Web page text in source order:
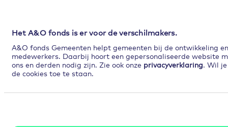
Het A&O fonds is er voor de verschilmakers.
A&O fonds Gemeenten helpt gemeenten bij de ontwikkeling
medewerkers. Daarbij hoort een gepersonaliseerde website
ons en derden nodig zijn. Zie ook onze privacyverklaring . Wil
de cookies toe te staan.